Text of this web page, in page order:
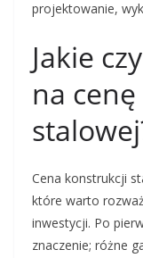
projektowanie,
Jakie
na
Cena konstrukcji
które warto
inwestycji. Po
znaczenie; różne